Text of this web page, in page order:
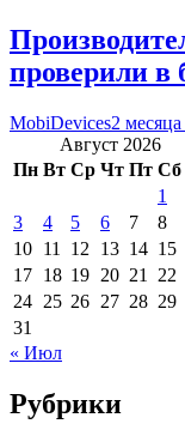
проверили в
MobiDevices2 месяца
Август 2026
Пн Вт Ср Чт Пт Сб
1
3
4 5 6 7 8
10 11 12 13 14 15
17 18 19 20 21 22
24 25 26 27 28 29
31
« Июл
Рубрики